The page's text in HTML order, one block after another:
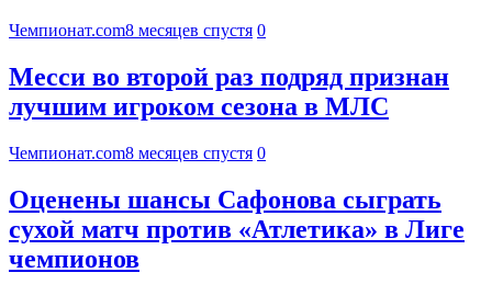
Чемпионат.com8 месяцев спустя 0
Месси во второй раз подряд признан
лучшим игроком сезона в МЛС
Чемпионат.com8 месяцев спустя 0
Оценены шансы Сафонова сыграть
сухой матч против «Атлетика» в Лиге
чемпионов